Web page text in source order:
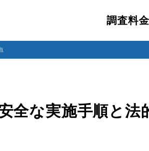
調査料金
全な実施手順と法